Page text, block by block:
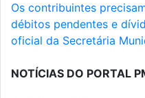
Os contribuintes
débitos pendentes e
oficial da Secretária
NOTÍCIAS DO PORTAL